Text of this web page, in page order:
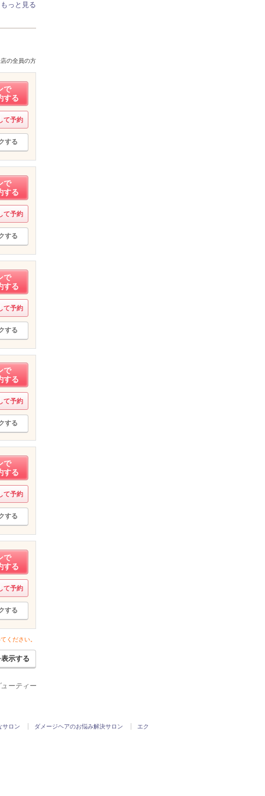
もっと見る
の全員の方
で
する
て予約
する
で
する
て予約
する
で
する
て予約
する
で
する
て予約
する
で
する
て予約
する
で
する
て予約
する
ください。
示する
ーティー
サロン ダメージヘアのお悩み解決サロン
エク